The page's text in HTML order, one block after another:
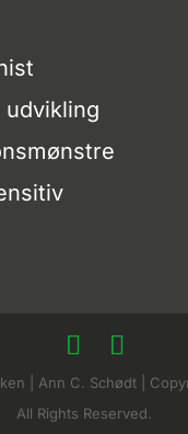
udvikling
| Ann C. Schødt |
All Rights Reserved.